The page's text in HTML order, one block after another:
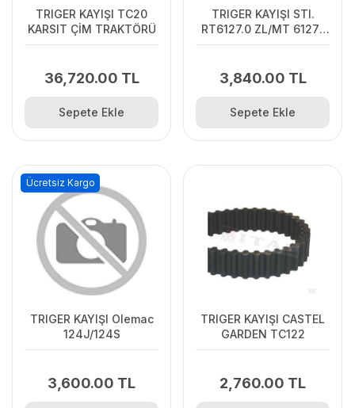
TRIGER KAYIŞI TC20
KARSIT ÇİM TRAKTÖRÜ
36,720.00 TL
Sepete Ekle
TRIGER KAYIŞI STI.
RT6127.0 ZL/MT 6127.1
3,840.00 TL
Sepete Ekle
TRIGER KAYIŞI Olemac
124J/124S
3,600.00 TL
Ücretsiz Kargo
TRIGER KAYIŞI CASTEL
GARDEN TC122
2,760.00 TL